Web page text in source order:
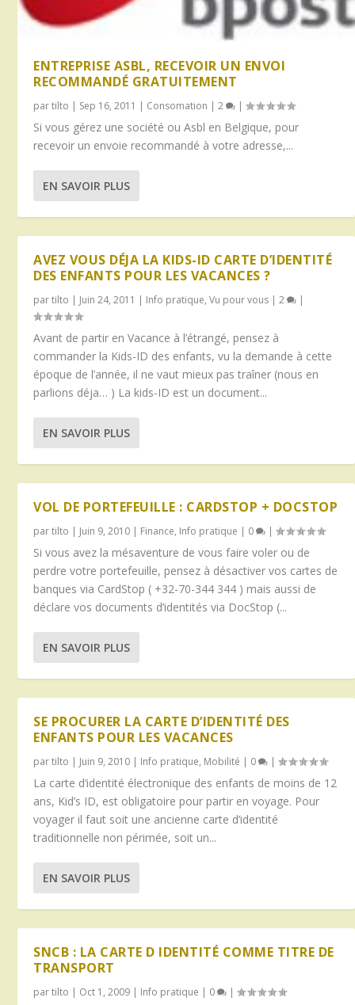
ENTREPRISE ASBL, RECEVOIR UN ENVOI
RECOMMANDÉ GRATUITEMENT
partilto Sep 16, 2011 Consomation |2 |
Si vous gérez une société ou Asbl en Belgique, pour
recevoir un envoie recommandé à votre adresse,...
EN SAVOIR PLUS
AVEZ VOUS DÉJA LA KIDS-ID CARTE D’IDENTITÉ
DES ENFANTS POUR LES VACANCES ?
partilto Juin 24, 2011 Info pratique,Vu pour vous |2
Avant de partir en Vacance à l’étrangé, pensez à
commander la Kids-ID des enfants, vu la demande à cette
époque de l’année, il ne vaut mieux pas traîner (nous en
parlions déja… ) La kids-ID est un document...
EN SAVOIR PLUS
VOL DE PORTEFEUILLE : CARDSTOP + DOCSTOP
partilto Juin 9, 2010 Finance, Info pratique 0 |
Si vous avez la mésaventure de vous faire voler ou de
perdre votre portefeuille, pensez à désactiver vos cartes de
banques via CardStop ( +32-70-344 344 ) mais aussi de
déclare vos documents d’identités via DocStop (...
EN SAVOIR PLUS
SE PROCURER LA CARTE D’IDENTITÉ DES
ENFANTS POUR LES VACANCES
partilto Juin 9, 2010 Info pratique, Mobilité 0 |
La carte d’identité électronique des enfants de moins de 12
ans, Kid’s ID, est obligatoire pour partir en voyage. Pour
voyager il faut soit une ancienne carte d’identité
traditionnelle non périmée, soit un...
EN SAVOIR PLUS
SNCB : LA CARTE D IDENTITÉ COMME TITRE DE
TRANSPORT
partilto Oct 1, 2009 Info pratique 0 |